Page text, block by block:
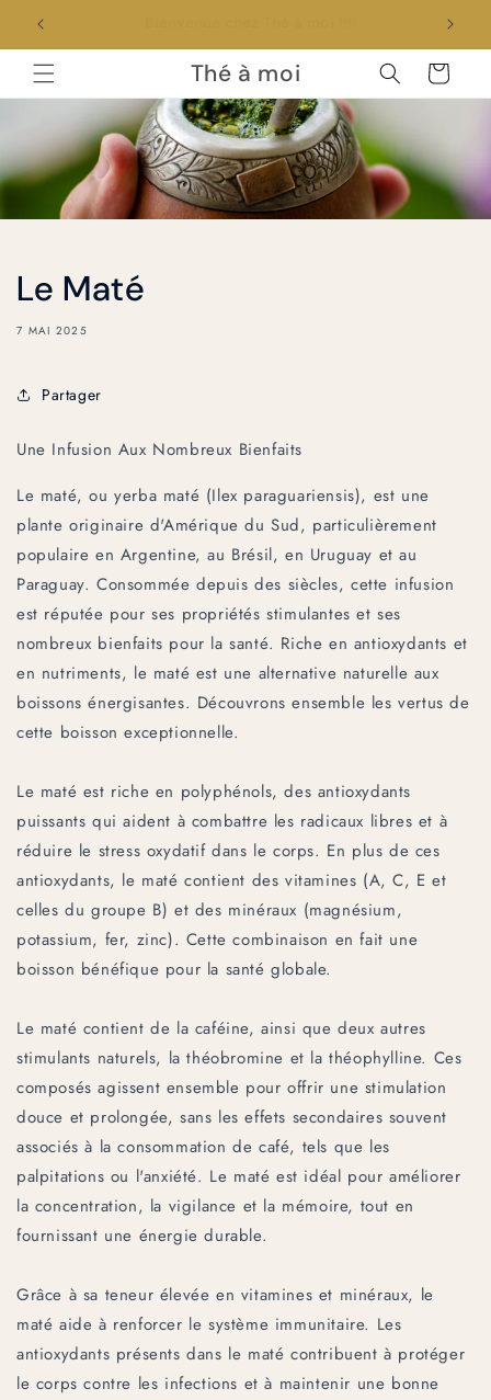
passer
au
contenu
Thé à moi Panier
Le Maté
7 MAI 2025
Partager
Une Infusion Aux Nombreux Bienfaits
Le maté, ou yerba maté (Ilex paraguariensis), est une
plante originaire d'Amérique du Sud, particulièrement
populaire en Argentine, au Brésil, en Uruguay et au
Paraguay. Consommée depuis des siècles, cette infusion
est réputée pour ses propriétés stimulantes et ses
nombreux bienfaits pour la santé. Riche en antioxydants et
en nutriments, le maté est une alternative naturelle aux
boissons énergisantes. Découvrons ensemble les vertus de
cette boisson exceptionnelle.
Le maté est riche en polyphénols, des antioxydants
puissants qui aident à combattre les radicaux libres et à
réduire le stress oxydatif dans le corps. En plus de ces
antioxydants, le maté contient des vitamines (A, C, E et
celles du groupe B) et des minéraux (magnésium,
potassium, fer, zinc). Cette combinaison en fait une
boisson bénéfique pour la santé globale.
Le maté contient de la caféine, ainsi que deux autres
stimulants naturels, la théobromine et la théophylline. Ces
composés agissent ensemble pour offrir une stimulation
douce et prolongée, sans les effets secondaires souvent
associés à la consommation de café, tels que les
palpitations ou l'anxiété. Le maté est idéal pour améliorer
la concentration, la vigilance et la mémoire, tout en
fournissant une énergie durable.
Grâce à sa teneur élevée en vitamines et minéraux, le
maté aide à renforcer le système immunitaire. Les
antioxydants présents dans le maté contribuent à protéger
le corps contre les infections et à maintenir une bonne